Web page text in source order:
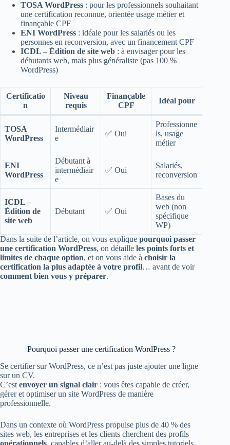
TOSA WordPress : pour les professionnels souhaitant
une certification reconnue, orientée usage métier et
finançable CPF
ENI WordPress : idéale pour les salariés ou les
personnes en reconversion, avec un financement CPF
ICDL – Édition de site web : à envisager pour les
débutants web, mais plus généraliste (pas 100 %
WordPress)
Certificatio
n
Niveau
requis
Finançable
CPF
Idéal pour
TOSA
WordPress
Intermédiair
e
✅ Oui
Professionne
ls, usage
métier
ENI
WordPress
Débutant à
intermédiair
e
✅ Oui
Salariés,
reconversion
ICDL –
Édition de
site web
Débutant ✅ Oui
Bases du
web (non
spécifique
WP)
Dans la suite de l’article, on vous explique pourquoi passer
une certification WordPress, on détaille les points forts et
limites de chaque option, et on vous aide à choisir la
certification la plus adaptée à votre profil… avant de voir
comment bien vous y préparer.
Pourquoi passer une certification WordPress ?
Se certifier sur WordPress, ce n’est pas juste ajouter une ligne
sur un CV.
C’est envoyer un signal clair : vous êtes capable de créer,
gérer et optimiser un site WordPress de manière
professionnelle.
Dans un contexte où WordPress propulse plus de 40 % des
sites web, les entreprises et les clients cherchent des profils
opérationnels, capables d’aller au-delà des simples tutoriels.